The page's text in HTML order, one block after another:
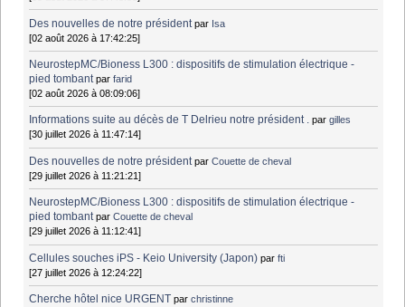
Des nouvelles de notre président par Isa
[02 août 2026 à 17:42:25]
NeurostepMC/Bioness L300 : dispositifs de stimulation électrique -
pied tombant parfarid
[02 août 2026 à 08:09:06]
Informations suite au décès de T Delrieu notre président . pargilles
[30 juillet 2026 à 11:47:14]
Des nouvelles de notre président parCouette de cheval
[29 juillet 2026 à 11:21:21]
NeurostepMC/Bioness L300 : dispositifs de stimulation électrique -
pied tombant parCouette de cheval
[29 juillet 2026 à 11:12:41]
Cellules souches iPS - Keio University (Japon) parfti
[27 juillet 2026 à 12:24:22]
Cherche hôtel nice URGENT parchristinne